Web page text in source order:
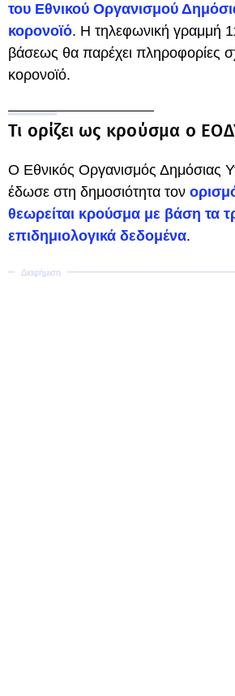
του Εθνικού Οργανισμού
κορονοϊό. Η τηλεφωνική γραμμή
βάσεως θα παρέχει πληροφορίες
κορονοϊό.
Τι ορίζει ως κρούσμα ο
Ο Εθνικός Οργανισμός Δημόσιας
έδωσε στη δημοσιότητα τον
θεωρείται κρούσμα με βάση τα
επιδημιολογικά δεδομένα.